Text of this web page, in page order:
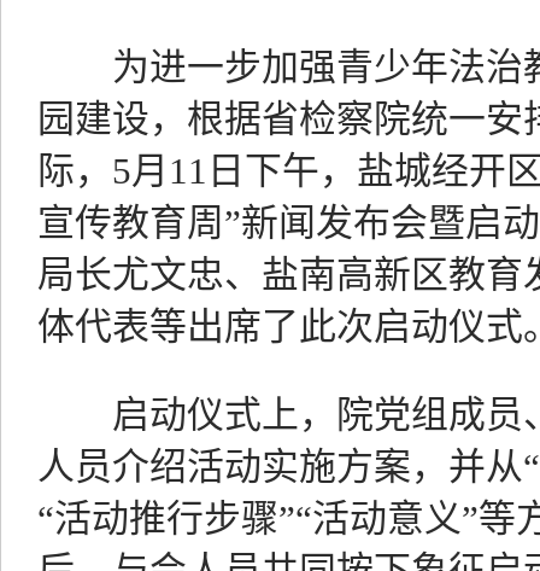
为进一步加强青少年法治
园建设，根据省检察院统一
际，5月11日下午，盐城经开
宣传教育周”新闻发布会暨启
局长尤文忠、盐南高新区教
体代表等出席了此次启动仪式
启动仪式上，院党组成员
人员介绍活动实施方案，并从
“活动推行步骤”“活动意义”等